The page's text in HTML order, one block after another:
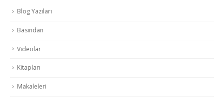
Blog Yazıları
Basından
Videolar
Kitapları
Makaleleri